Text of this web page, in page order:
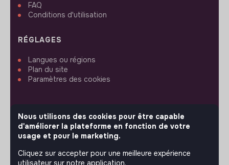
FAQ
Conditions d'utilisation
RÉGLAGES
Langues ou régions
Plan du site
Paramètres des cookies
SUIVEZ-NOUS
Nous utilisons des cookies pour être capable
d'améliorer la plateforme en fonction de votre
usage et pour le marketing.
Cliquez sur accepter pour une meilleure expérience
utilisateur sur notre application.